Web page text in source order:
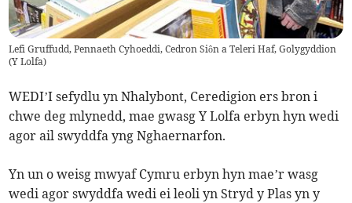
Lefi Gruffudd, Pennaeth Cyhoeddi, Cedron Siôn a Teleri Haf, Golygyddion
(Y Lolfa)
WEDI’I sefydlu yn Nhalybont, Ceredigion ers bron i
chwe deg mlynedd, mae gwasg Y Lolfa erbyn hyn wedi
agor ail swyddfa yng Nghaernarfon.
Yn un o weisg mwyaf Cymru erbyn hyn mae’r wasg
wedi agor swyddfa wedi ei leoli yn Stryd y Plas yn y